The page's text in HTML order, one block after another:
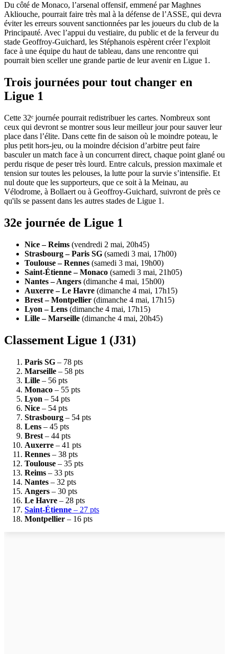
Du côté de Monaco, l’arsenal offensif, emmené par Maghnes
Akliouche, pourrait faire très mal à la défense de l’ASSE, qui devra
éviter les erreurs souvent sanctionnées par les joueurs du club de la
Principauté. Avec l’appui du vestiaire, du public et de la ferveur du
stade Geoffroy-Guichard, les Stéphanois espèrent créer l’exploit
face à une équipe du haut de tableau, dans une rencontre qui
pourrait bien sceller une grande partie de leur avenir en Ligue 1.
Trois journées pour tout changer en
Ligue 1
Cette 32ᵉ journée pourrait redistribuer les cartes. Nombreux sont
ceux qui devront se montrer sous leur meilleur jour pour sauver leur
place dans l’élite. Dans cette fin de saison où le moindre poteau, le
plus petit hors-jeu, ou la moindre décision d’arbitre peut faire
basculer un match face à un concurrent direct, chaque point glané ou
perdu risque de peser très lourd. Entre calculs, pression maximale et
tension sur toutes les pelouses, la lutte pour la survie s’intensifie. Et
nul doute que les supporteurs, que ce soit à la Meinau, au
Vélodrome, à Bollaert ou à Geoffroy-Guichard, suivront de près ce
qu'ils se passent dans les autres stades de Ligue 1.
32e journée de Ligue 1
Nice – Reims (vendredi 2 mai, 20h45)
Strasbourg – Paris SG (samedi 3 mai, 17h00)
Toulouse – Rennes (samedi 3 mai, 19h00)
Saint-Étienne – Monaco (samedi 3 mai, 21h05)
Nantes – Angers (dimanche 4 mai, 15h00)
Auxerre – Le Havre (dimanche 4 mai, 17h15)
Brest – Montpellier (dimanche 4 mai, 17h15)
Lyon – Lens (dimanche 4 mai, 17h15)
Lille – Marseille (dimanche 4 mai, 20h45)
Classement Ligue 1 (J31)
Paris SG – 78 pts
Marseille – 58 pts
Lille – 56 pts
Monaco – 55 pts
Lyon – 54 pts
Nice – 54 pts
Strasbourg – 54 pts
Lens – 45 pts
Brest – 44 pts
Auxerre – 41 pts
Rennes – 38 pts
Toulouse – 35 pts
Reims – 33 pts
Nantes – 32 pts
Angers – 30 pts
Le Havre – 28 pts
Saint-Étienne – 27 pts
Montpellier – 16 pts